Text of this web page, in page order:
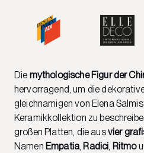
Die mythologische Figur der
hervorragend, um die
gleichnamigen von Elena
Keramikkollektion zu
großen Platten, die ausvier
Namen Empatia, Radici, Ritmo